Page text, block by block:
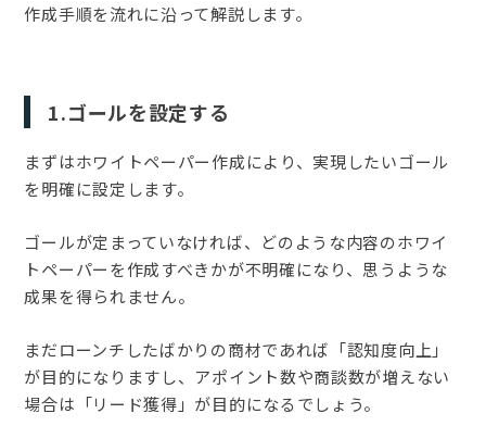
作成手順を流れに沿って解説します。
1.ゴールを設定する
まずはホワイトペーパー作成により、実現したいゴール
を明確に設定します。
ゴールが定まっていなければ、どのような内容のホワイ
トペーパーを作成すべきかが不明確になり、思うような
成果を得られません。
まだローンチしたばかりの商材であれば「認知度向上」
が目的になりますし、アポイント数や商談数が増えない
場合は「リード獲得」が目的になるでしょう。